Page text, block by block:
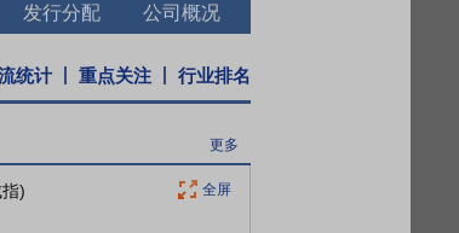
发行分配 公司概况
统计 重点关注 行业排名
更多
) 全屏